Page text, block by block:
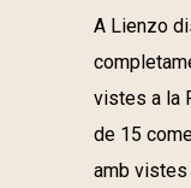
A Lienzo
vistes a la
de 15
amb vistes